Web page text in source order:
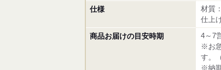
仕様
材質
仕上
商品お届けの目安時期
4～7
※お
す。
※納